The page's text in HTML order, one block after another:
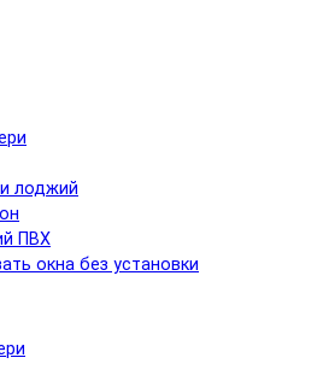
лоджий
ПВХ
окна без установки